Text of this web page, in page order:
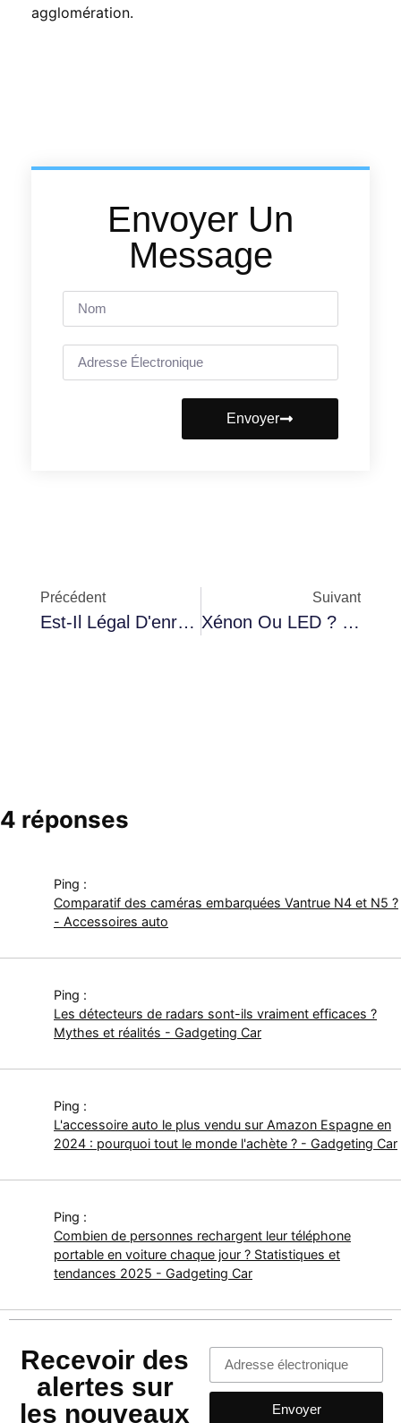
Envoyer Un
Message
Envoyer
Précédent
Est-Il Légal D'enregistrer Avec Une Caméra Embarquée En Espagne ? Tout Ce Qu'il Faut Savoir Pour 2025
Suivant
Xénon Ou LED ? Comparaison Mise À Jour 2025
4 réponses
Ping :
Comparatif des caméras embarquées Vantrue N4 et N5 ?
- Accessoires auto
Ping :
Les détecteurs de radars sont-ils vraiment efficaces ?
Mythes et réalités - Gadgeting Car
Ping :
L'accessoire auto le plus vendu sur Amazon Espagne en
2024 : pourquoi tout le monde l'achète ? - Gadgeting Car
Ping :
Combien de personnes rechargent leur téléphone
portable en voiture chaque jour ? Statistiques et
tendances 2025 - Gadgeting Car
Recevoir des
alertes sur
les nouveaux
Envoyer